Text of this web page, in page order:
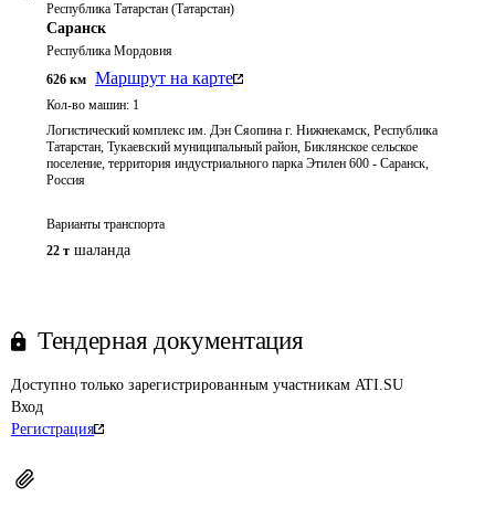
Республика Татарстан (Татарстан)
Саранск
Республика Мордовия
626 км Маршрут на карте
Кол-во машин: 1
Логистический комплекс им. Дэн Сяопина г. Нижнекамск, Республика
Татарстан, Тукаевский муниципальный район, Биклянское сельское
поселение, территория индустриального парка Этилен 600 - Саранск,
Россия
Варианты транспорта
22 т шаланда
Тендерная документация
Доступно только зарегистрированным участникам ATI.SU
Вход
Регистрация